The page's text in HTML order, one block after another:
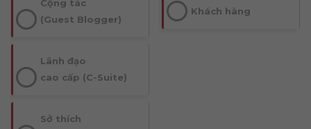
Cộng tác
(Guest Blogger)
Lãnh đạo
cao cấp (C-Suite)
Sở thích
Khách hàng